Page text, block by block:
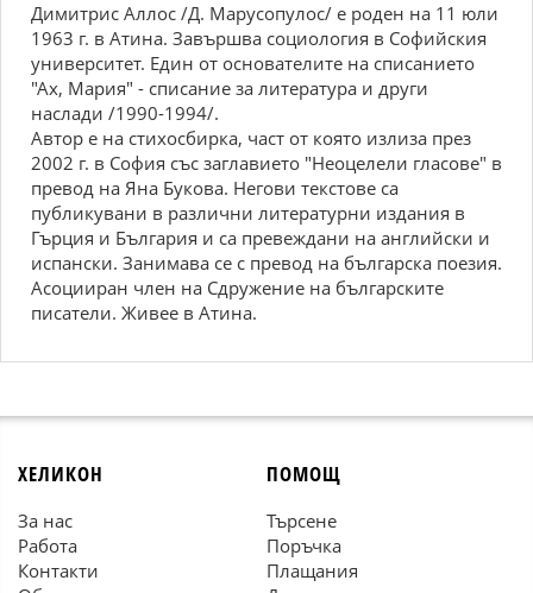
Димитрис Аллос /Д. Марусопулос/ е роден на 11 юли
1963 г. в Атина. Завършва социология в Софийския
университет. Един от основателите на списанието
"Ах, Мария" - списание за литература и други
наслади /1990-1994/.
Автор е на стихосбирка, част от която излиза през
2002 г. в София със заглавието "Неоцелели гласове" в
превод на Яна Букова. Негови текстове са
публикувани в различни литературни издания в
Гърция и България и са превеждани на английски и
испански. Занимава се с превод на българска поезия.
Асоцииран член на Сдружение на българските
писатели. Живее в Атина.
ХЕЛИКОН
За нас
Работа
Контакти
ПОМОЩ
Търсене
Поръчка
Плащания